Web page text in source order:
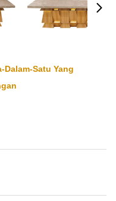
Satu Yang